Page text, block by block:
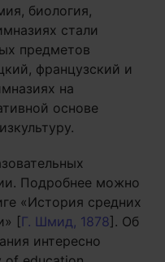
биология,
стали
предметов
французский и
на
основе
Подробнее можно
«История средних
[Г. Шмид, 1878]. Об
интересно